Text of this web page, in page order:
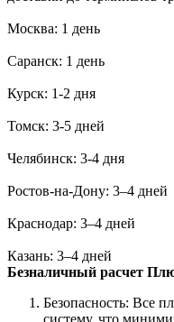
Москва: 1 день
Саранск: 1 день
Курск: 1-2 дня
Томск: 3-5 дней
Челябинск: 3-4 дня
Ростов-на-Дону: 3–4 дней
Краснодар: 3–4 дней
Казань: 3–4 дней
Безналичный расчет
Безопасность: Все
систему, что